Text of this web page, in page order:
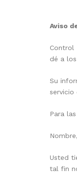
Aviso
Control
dé a
Su
servicio
Para
Usted
tal fin